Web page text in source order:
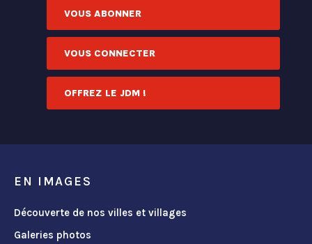
VOUS ABONNER
VOUS CONNECTER
OFFREZ LE JDM !
EN IMAGES
Découverte de nos villes et villages
Galeries photos